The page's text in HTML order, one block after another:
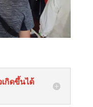
กิดขึ้นได้